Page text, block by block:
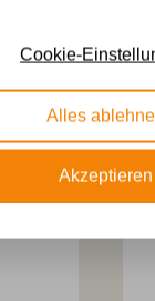
Cookie-
Alles
Akzeptieren